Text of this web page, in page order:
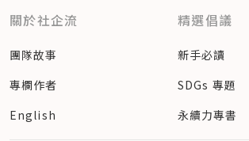
關於社企流
團隊故事
專欄作者
English
精選倡議
新手必讀
SDGs 專題
永續力專書